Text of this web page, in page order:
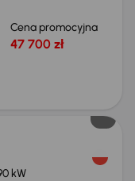
Cena promocyjna
47 700 zł
kW